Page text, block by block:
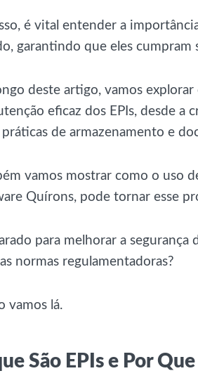
é vital entender a
garantindo que eles cumpram
deste artigo, vamos explorar
eficaz dos EPIs, desde a
práticas de armazenamento e
vamos mostrar como o uso
Quírons, pode tornar esse
para melhorar a
normas regulamentadoras?
vamos lá.
São EPIs e Por